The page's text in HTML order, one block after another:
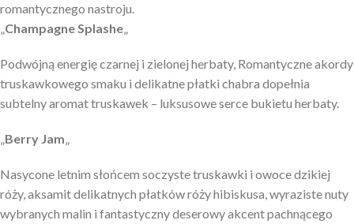
romantycznego nastroju.
Champagne Splashe
Podwójną energię czarnej i zielonej herbaty, Romantyczne akordy
truskawkowego smaku i delikatne płatki chabra dopełnia
subtelny aromat truskawek – luksusowe serce bukietu herbaty.
Berry Jam
Nasycone letnim słońcem soczyste truskawki i owoce dzikiej
róży, aksamit delikatnych płatków róży hibiskusa, wyraziste nuty
wybranych malin i fantastyczny deserowy akcent pachnącego